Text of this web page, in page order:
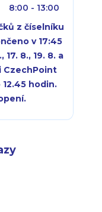
8:00 - 13:00
z číselníku
v 17:45
17. 8., 19. 8. a
CzechPoint
hodin.